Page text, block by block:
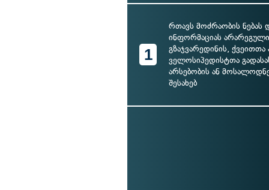
1
რთავს მოძრაობის ნებას
ინფორმაციას
გზაჯვარედინის, ქვეითთა
ველოსიპედისტთა
არსებობის ან
შესახებ